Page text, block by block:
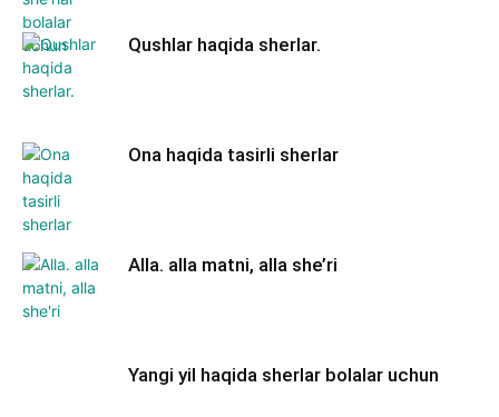
Qushlar haqida sherlar.
Ona haqida tasirli sherlar
Alla. alla matni, alla she’ri
Yangi yil haqida sherlar bolalar uchun